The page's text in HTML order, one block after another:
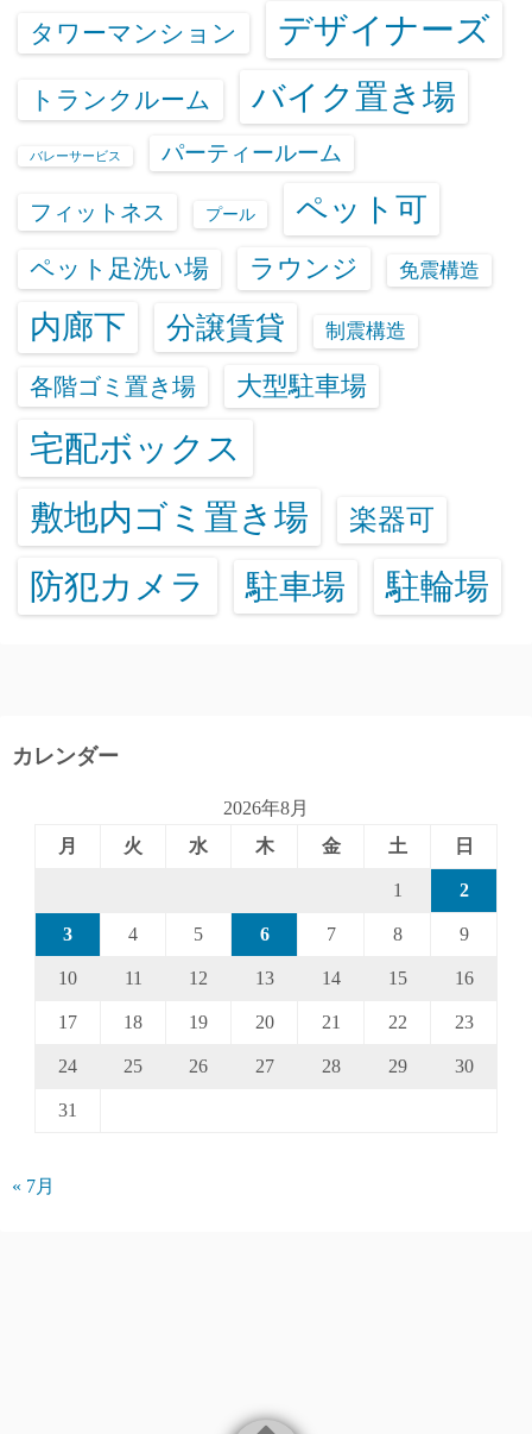
タワーマンション デザイナーズ
トランクルーム バイク置き場
バレーサービス パーティールーム
フィットネス プール ペット可
ペット足洗い場 ラウンジ 免震構造
内廊下 分譲賃貸 制震構造
各階ゴミ置き場 大型駐車場
宅配ボックス
敷地内ゴミ置き場
楽器可
防犯カメラ 駐車場 駐輪場
カレンダー
2026年8月
月
火 水 木 金 土 日
1 2
3 4 5 6 7 8 9
10 11 12 13 14 15 16
17 18 19 20 21 22 23
24 25 26 27 28 29 30
31
« 7月